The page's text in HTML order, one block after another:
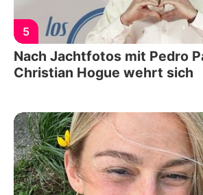
5
Nach Jachtfotos mit Pedro
Christian Hogue wehrt sich